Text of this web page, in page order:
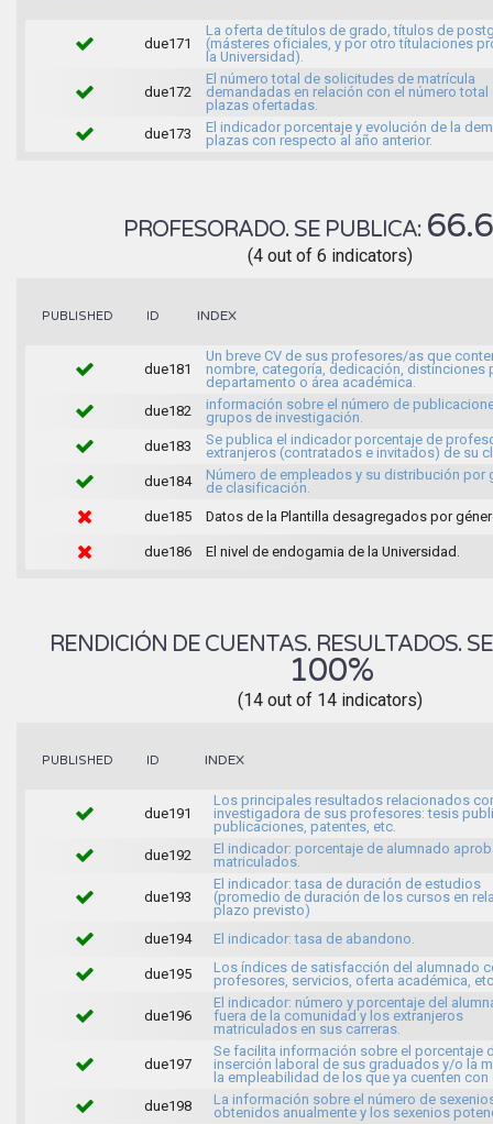
due171
La oferta de títulos de grado, títulos de
(másteres oficiales, y por otro títulaciones
la Universidad).
due172
El número total de solicitudes de matrícula
demandadas en relación con el número total
plazas ofertadas.
due173
El indicador porcentaje y evolución de la
plazas con respecto al año anterior.
PROFESORADO. SE PUBLICA:
(4 out of 6 indicators)
PUBLISHED ID INDEX
due181
Un breve CV de sus profesores/as que
nombre, categoría, dedicación, distinciones
departamento o área académica.
due182
información sobre el número de
grupos de investigación.
due183
Se publica el indicador porcentaje de
extranjeros (contratados e invitados) de su
due184
Número de empleados y su distribución por
de clasificación.
due185
Datos de la Plantilla desagregados por
due186 El nivel de endogamia de la Universidad.
RENDICIÓN DE CUENTAS. RESULTADOS.
100%
(14 out of 14 indicators)
PUBLISHED ID INDEX
due191
Los principales resultados relacionados
investigadora de sus profesores: tesis
publicaciones, patentes, etc.
due192
El indicador: porcentaje de alumnado
matriculados.
due193
El indicador: tasa de duración de estudios
(promedio de duración de los cursos en
plazo previsto)
due194
El indicador: tasa de abandono.
due195
Los índices de satisfacción del alumnado
profesores, servicios, oferta académica,
due196
El indicador: número y porcentaje del
fuera de la comunidad y los extranjeros
matriculados en sus carreras.
due197
Se facilita información sobre el porcentaje
inserción laboral de sus graduados y/o la
la empleabilidad de los que ya cuenten con
due198
La información sobre el número de
obtenidos anualmente y los sexenios